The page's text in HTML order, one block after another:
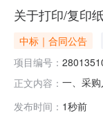
关于打印/复印
中标｜合同公告
项目编号：
正文内容： 一、采
力/
发布时间： 1秒前